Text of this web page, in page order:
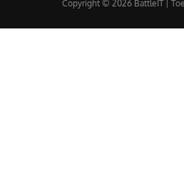
Copyright © 2026 BattleIT |